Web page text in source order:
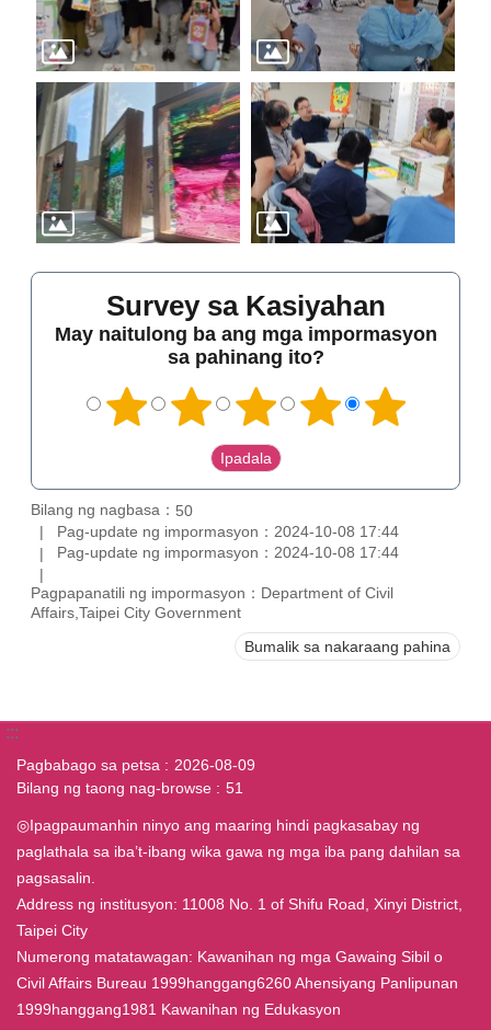
Survey sa Kasiyahan
May naitulong ba ang mga impormasyon
sa pahinang ito?
Bilang ng nagbasa： 50
Pag-update ng impormasyon：2024-10-08 17:44
Pag-update ng impormasyon：2024-10-08 17:44
Pagpapanatili ng impormasyon：Department of Civil
Affairs,Taipei City Government
Bumalik sa nakaraang pahina
:::
Pagbabago sa petsa
2026-08-09
Bilang ng taong nag-browse
51
◎Ipagpaumanhin ninyo ang maaring hindi pagkasabay ng
paglathala sa iba’t-ibang wika gawa ng mga iba pang dahilan sa
pagsasalin.
Address ng institusyon: 11008 No. 1 of Shifu Road, Xinyi District,
Taipei City
Numerong matatawagan: Kawanihan ng mga Gawaing Sibil o
Civil Affairs Bureau 1999hanggang6260 Ahensiyang Panlipunan
1999hanggang1981 Kawanihan ng Edukasyon